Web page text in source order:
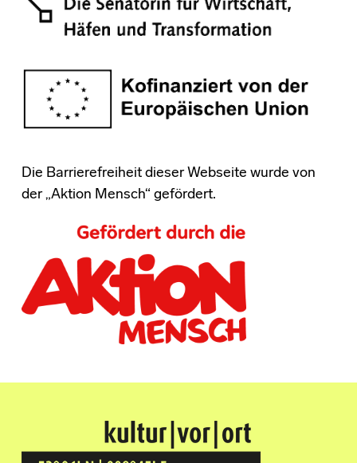
Die Barrierefreiheit dieser Webseite wurde von
der „Aktion Mensch“ gefördert.
Kultur Vor Ort
BREMEN GRÖPELINGEN